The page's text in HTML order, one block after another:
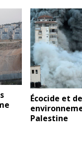
Écocide et
Palestine